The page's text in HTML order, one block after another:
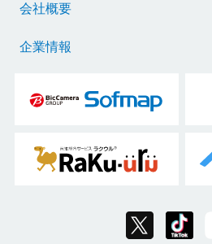
会社概要
企業情報